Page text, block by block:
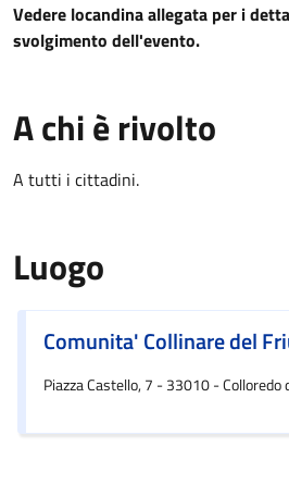
Vedere locandina allegata per i
svolgimento dell'evento.
A chi è rivolto
A tutti i cittadini.
Luogo
Comunita' Collinare del
Piazza Castello, 7 - 33010 - Colloredo